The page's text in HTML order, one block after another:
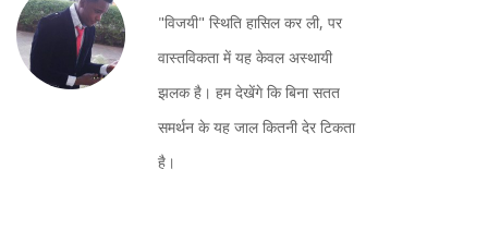
"विजयी" स्थिति हासिल कर ली, पर
वास्तविकता में यह केवल अस्थायी
झलक है। हम देखेंगे कि बिना सतत
समर्थन के यह जाल कितनी देर टिकता
है।